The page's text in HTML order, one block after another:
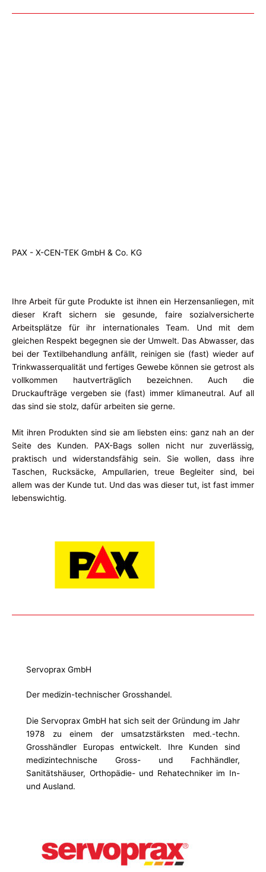
PAX - X-CEN-TEK GmbH & Co. KG
Ihre Arbeit für gute Produkte ist ihnen ein Herzensanliegen, mit
dieser Kraft sichern sie gesunde, faire sozialversicherte
Arbeitsplätze für ihr internationales Team. Und mit dem
gleichen Respekt begegnen sie der Umwelt. Das Abwasser, das
bei der Textilbehandlung anfällt, reinigen sie (fast) wieder auf
Trinkwasserqualität und fertiges Gewebe können sie getrost als
vollkommen hautverträglich bezeichnen. Auch die
Druckaufträge vergeben sie (fast) immer klimaneutral. Auf all
das sind sie stolz, dafür arbeiten sie gerne.
Mit ihren Produkten sind sie am liebsten eins: ganz nah an der
Seite des Kunden. PAX-Bags sollen nicht nur zuverlässig,
praktisch und widerstandsfähig sein. Sie wollen, dass ihre
Taschen, Rucksäcke, Ampullarien, treue Begleiter sind, bei
allem was der Kunde tut. Und das was dieser tut, ist fast immer
lebenswichtig.
Servoprax GmbH
Der medizin-technischer Grosshandel.
Die Servoprax GmbH hat sich seit der Gründung im Jahr
1978 zu einem der umsatzstärksten med.-techn.
Grosshändler Europas entwickelt. Ihre Kunden sind
medizintechnische Gross- und Fachhändler,
Sanitätshäuser, Orthopädie- und Rehatechniker im In-
und Ausland.